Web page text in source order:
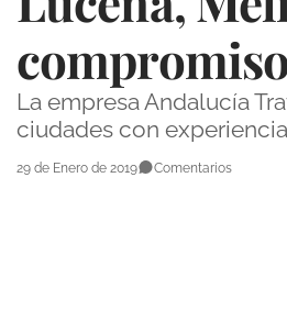
La empresa Andalucía
ciudades con
29 de Enero de 2019 Comentarios